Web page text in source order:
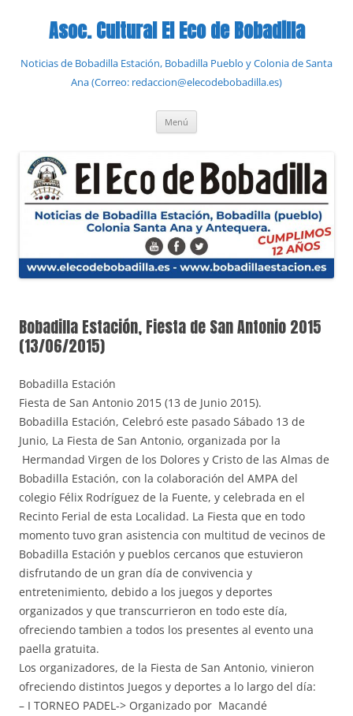
contenidoAsoc. Cultural El Eco de Bobadilla
Noticias de Bobadilla Estación, Bobadilla Pueblo y Colonia de Santa
Ana (Correo: redaccion@elecodebobadilla.es)
Menú
Bobadilla Estación, Fiesta de San Antonio 2015
(13/06/2015)
Bobadilla Estación
Fiesta de San Antonio 2015 (13 de Junio 2015).
Bobadilla Estación, Celebró este pasado Sábado 13 de
Junio, La Fiesta de San Antonio, organizada por la
Hermandad Virgen de los Dolores y Cristo de las Almas de
Bobadilla Estación, con la colaboración del AMPA del
colegio Félix Rodríguez de la Fuente, y celebrada en el
Recinto Ferial de esta Localidad. La Fiesta que en todo
momento tuvo gran asistencia con multitud de vecinos de
Bobadilla Estación y pueblos cercanos que estuvieron
disfrutando de un gran día de convivencia y
entretenimiento, debido a los juegos y deportes
organizados y que transcurrieron en todo este día,
ofreciendo tambien a todos los presentes al evento una
paella gratuita.
Los organizadores, de la Fiesta de San Antonio, vinieron
ofreciendo distintos Juegos y deportes a lo largo del día:
– I TORNEO PADEL-> Organizado por Macandé